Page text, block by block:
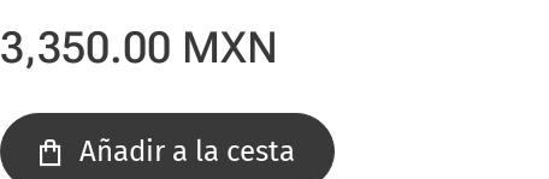
3,350.00 MXN
Añadir a la cesta